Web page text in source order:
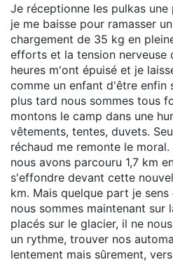
Je réceptionne les pulkas une
je me baisse pour ramasser
chargement de 35 kg en
efforts et la tension nerveuse
heures m'ont épuisé et je
comme un enfant d'être enfin
plus tard nous sommes tous
montons le camp dans une
vêtements, tentes, duvets.
réchaud me remonte le
nous avons parcouru 1,7 km
s'effondre devant cette
km. Mais quelque part je
nous sommes maintenant sur
placés sur le glacier, il ne
un rythme, trouver nos
lentement mais sûrement,